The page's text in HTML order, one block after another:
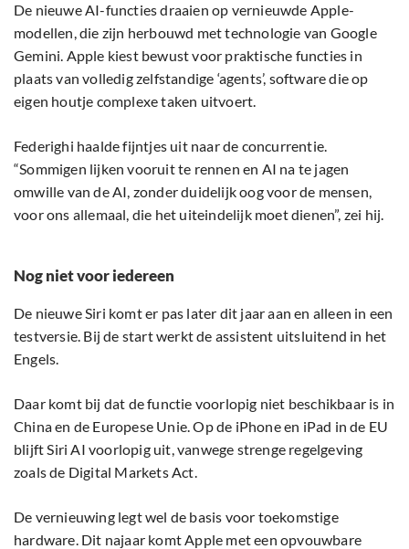
De nieuwe AI-functies draaien op vernieuwde Apple-
modellen, die zijn herbouwd met technologie van Google
Gemini. Apple kiest bewust voor praktische functies in
plaats van volledig zelfstandige ‘agents’, software die op
eigen houtje complexe taken uitvoert.
Federighi haalde fijntjes uit naar de concurrentie.
“Sommigen lijken vooruit te rennen en AI na te jagen
omwille van de AI, zonder duidelijk oog voor de mensen,
voor ons allemaal, die het uiteindelijk moet dienen”, zei hij.
Nog niet voor iedereen
De nieuwe Siri komt er pas later dit jaar aan en alleen in een
testversie. Bij de start werkt de assistent uitsluitend in het
Engels.
Daar komt bij dat de functie voorlopig niet beschikbaar is in
China en de Europese Unie. Op de iPhone en iPad in de EU
blijft Siri AI voorlopig uit, vanwege strenge regelgeving
zoals de Digital Markets Act.
De vernieuwing legt wel de basis voor toekomstige
hardware. Dit najaar komt Apple met een opvouwbare